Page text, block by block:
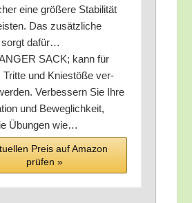
eine grö­ße­re Sta­bi­li­tät
Das zusätz­li­che
dafür…
SACK; kann für
Trit­te und Knie­stö­ße ver­
Ver­bes­sern Sie Ihre
und Beweg­lich­keit,
Übun­gen wie…
Preis auf Ama­zon
prü­fen »